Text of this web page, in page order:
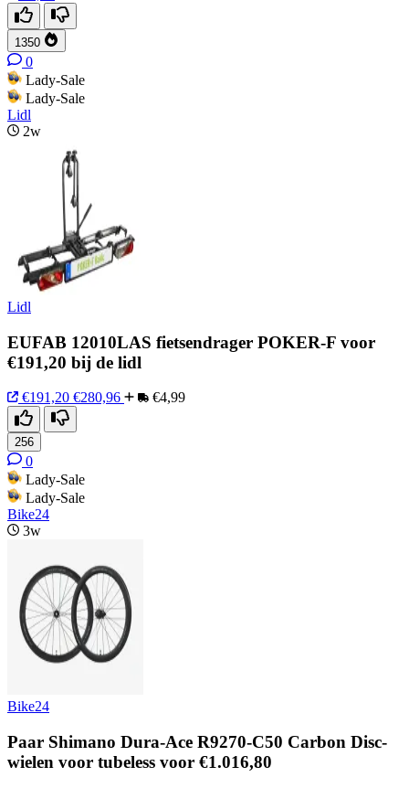
1350
0
Lady-Sale
Lady-Sale
Lidl
2w
Lidl
EUFAB 12010LAS fietsendrager POKER-F voor
€191,20 bij de lidl
€191,20 €280,96 €4,99
256
0
Lady-Sale
Lady-Sale
Bike24
3w
Bike24
Paar Shimano Dura-Ace R9270-C50 Carbon Disc-
wielen voor tubeless voor €1.016,80